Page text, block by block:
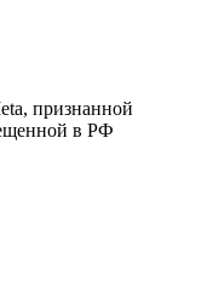
признанной
в РФ